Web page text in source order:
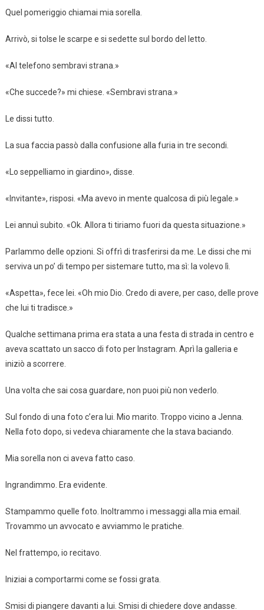
Quel pomeriggio chiamai mia sorella.
Arrivò, si tolse le scarpe e si sedette sul bordo del letto.
«Al telefono sembravi strana.»
«Che succede?» mi chiese. «Sembravi strana.»
Le dissi tutto.
La sua faccia passò dalla confusione alla furia in tre secondi.
«Lo seppelliamo in giardino», disse.
«Invitante», risposi. «Ma avevo in mente qualcosa di più legale.»
Lei annuì subito. «Ok. Allora ti tiriamo fuori da questa situazione.»
Parlammo delle opzioni. Si offrì di trasferirsi da me. Le dissi che mi
serviva un po’ di tempo per sistemare tutto, ma sì: la volevo lì.
«Aspetta», fece lei. «Oh mio Dio. Credo di avere, per caso, delle prove
che lui ti tradisce.»
Qualche settimana prima era stata a una festa di strada in centro e
aveva scattato un sacco di foto per Instagram. Aprì la galleria e
iniziò a scorrere.
Una volta che sai cosa guardare, non puoi più non vederlo.
Sul fondo di una foto c’era lui. Mio marito. Troppo vicino a Jenna.
Nella foto dopo, si vedeva chiaramente che la stava baciando.
Mia sorella non ci aveva fatto caso.
Ingrandimmo. Era evidente.
Stampammo quelle foto. Inoltrammo i messaggi alla mia email.
Trovammo un avvocato e avviammo le pratiche.
Nel frattempo, io recitavo.
Iniziai a comportarmi come se fossi grata.
Smisi di piangere davanti a lui. Smisi di chiedere dove andasse.